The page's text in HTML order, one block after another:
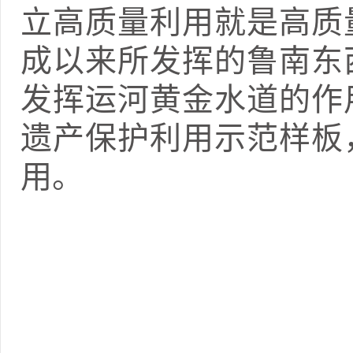
立高质量利用就是高
成以来所发挥的鲁南
发挥运河黄金水道的
遗产保护利用示范样
用。